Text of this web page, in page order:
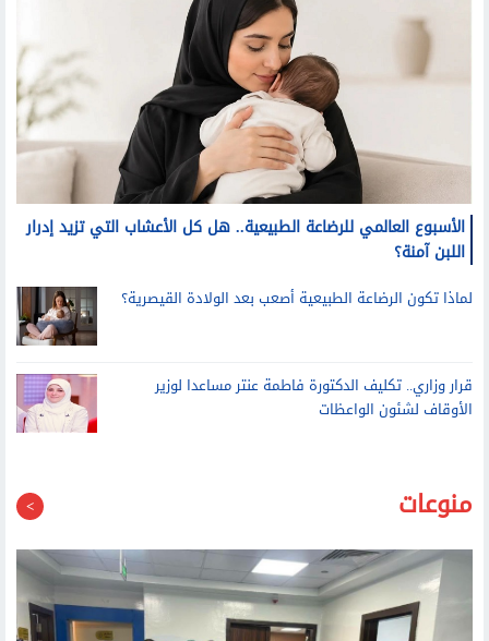
الأسبوع العالمي للرضاعة الطبيعية.. هل كل الأعشاب التي تزيد إدرار
اللبن آمنة؟
لماذا تكون الرضاعة الطبيعية أصعب بعد الولادة القيصرية؟
قرار وزاري.. تكليف الدكتورة فاطمة عنتر مساعدا لوزير
منوعات